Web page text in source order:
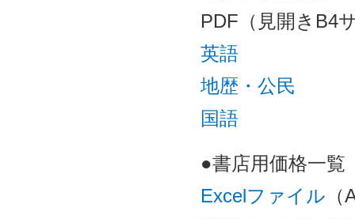
PDF（見開きB4
英語
地歴・公民
国語
●書店用価格一覧
Excelファイル